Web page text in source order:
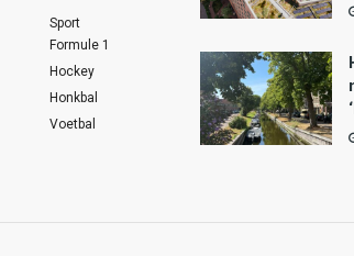
Sport
Formule 1
Hockey
Honkbal
Voetbal